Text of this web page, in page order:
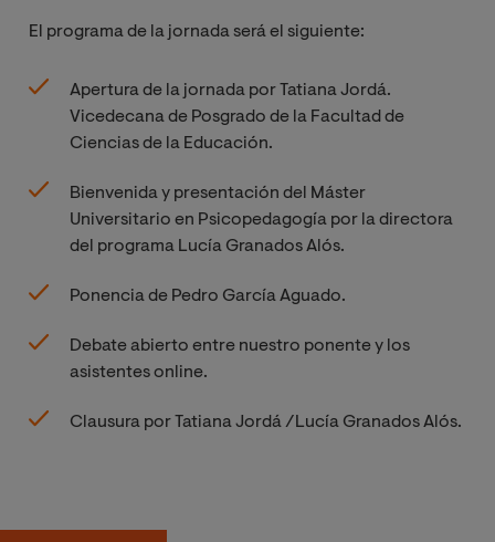
El programa de la jornada será el siguiente:
Apertura de la jornada por Tatiana Jordá.
Vicedecana de Posgrado de la Facultad de
Ciencias de la Educación.
Bienvenida y presentación del Máster
Universitario en Psicopedagogía por la directora
del programa Lucía Granados Alós.
Ponencia de Pedro García Aguado.
Debate abierto entre nuestro ponente y los
asistentes online.
Clausura por Tatiana Jordá /Lucía Granados Alós.